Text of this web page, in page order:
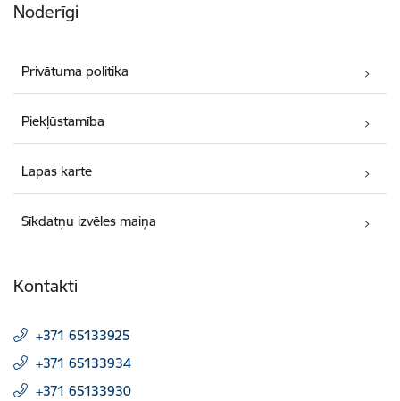
Noderīgi
Privātuma politika
Piekļūstamība
Lapas karte
Sīkdatņu izvēles maiņa
Kontakti
+371 65133925
+371 65133934
+371 65133930